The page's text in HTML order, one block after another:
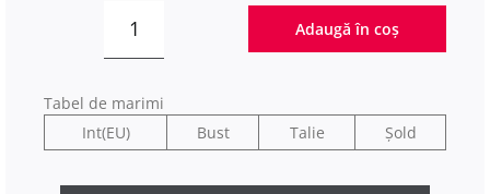
Cantitate
din
electric
Adaugă în coș
Tabel de marimi
Int(EU)
Bust Talie Șold